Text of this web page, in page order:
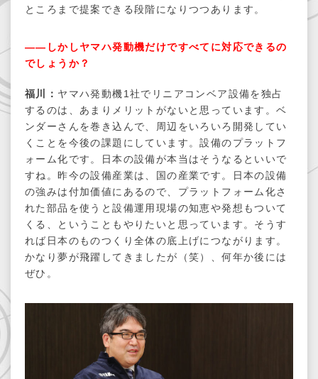
ところまで提案できる段階になりつつあります。
――しかしヤマハ発動機だけですべてに対応できるの
でしょうか？
福川： ヤマハ発動機1社でリニアコンベア設備を独占
するのは、あまりメリットがないと思っています。ベ
ンダーさんを巻き込んで、周辺をいろいろ開発してい
くことを今後の課題にしています。設備のプラットフ
ォーム化です。日本の設備が本当はそうなるといいで
すね。昨今の設備産業は、国の産業です。日本の設備
の強みは付加価値にあるので、プラットフォーム化さ
れた部品を使うと設備運用現場の知恵や発想もついて
くる、ということもやりたいと思っています。そうす
れば日本のものつくり全体の底上げにつながります。
かなり夢が飛躍してきましたが（笑）、何年か後には
ぜひ。